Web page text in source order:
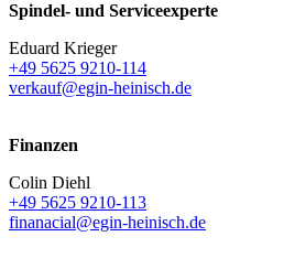
Spindel- und Serviceexperte
Eduard Krieger
+49 5625 9210-114
verkauf@egin-heinisch.de
Finanzen
Colin Diehl
+49 5625 9210-113
finanacial@egin-heinisch.de